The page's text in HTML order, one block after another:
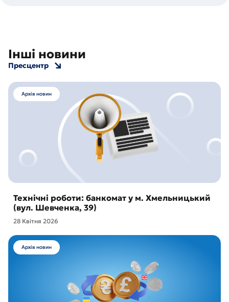
Інші новини
Пресцентр
Архів новин
Технічні роботи: банкомат у м. Хмельницький
(вул. Шевченка, 39)
28 Квітня 2026
Архів новин